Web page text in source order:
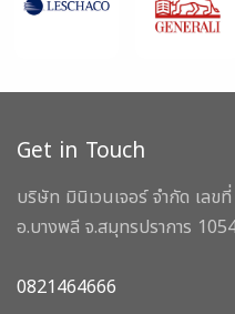
Get in Touch
บริษัท มินิเวนเจอร์ จำกัด เล
อ.บางพลี จ.สมุทรปราการ
0821464666